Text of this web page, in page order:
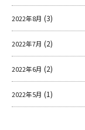
2022年8月 (3)
2022年7月 (2)
2022年6月 (2)
2022年5月 (1)